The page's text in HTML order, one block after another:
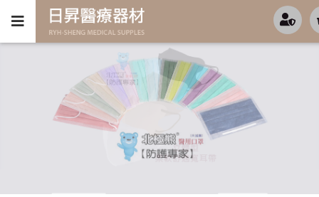
新色口罩上市